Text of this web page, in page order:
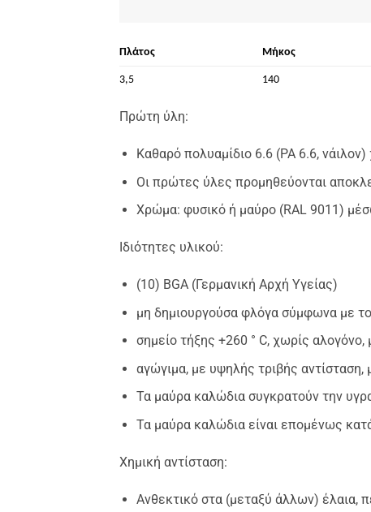
Πλάτος Μήκος
3,5 140
Πρώτη ύλη:
Καθαρό πολυαμίδιο 6.6 (PA 6.6,
Οι πρώτες ύλες προμηθεύονται
Χρώμα: φυσικό ή μαύρο (RAL 9011)
Ιδιότητες υλικού:
(10) BGA (Γερμανική Αρχή Υγείας)
μη δημιουργούσα φλόγα σύμφωνα με
σημείο τήξης +260 ° C, χωρίς αλογόνο,
αγώγιμα, με υψηλής τριβής
Τα μαύρα καλώδια συγκρατούν την
Τα μαύρα καλώδια είναι επομένως
Χημική αντίσταση:
Ανθεκτικό στα (μεταξύ άλλων) έλαια,